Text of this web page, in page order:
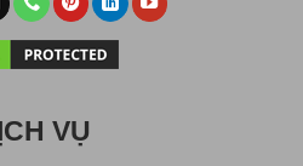
VỤ